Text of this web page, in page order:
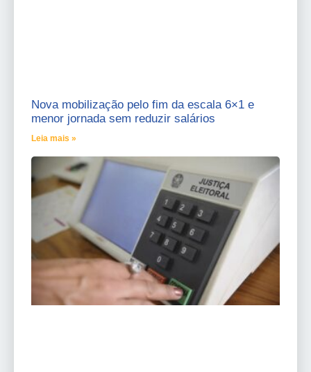
Nova mobilização pelo fim da escala 6×1 e
menor jornada sem reduzir salários
Leia mais »